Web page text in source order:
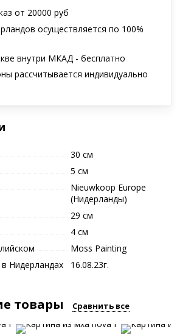
от 20000 руб
осуществляется по 100%
внутри МКАД - бесплатно
рассчитывается индивидуально
30 см
5 см
Nieuwkoop Europe
(Нидерланды)
29 см
4 см
Moss Painting
Нидерландах
16.08.23г.
товары Сравнить все